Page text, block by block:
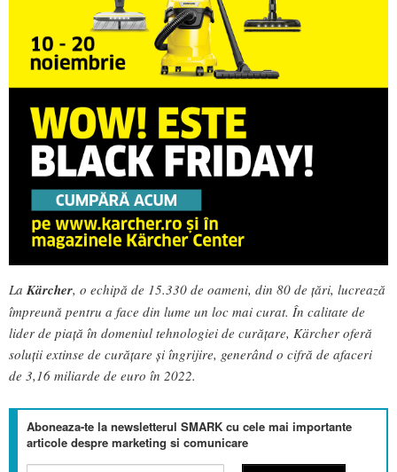
La Kärcher, o echipă de 15.330 de oameni, din 80 de țări, lucrează
împreună pentru a face din lume un loc mai curat. În calitate de
lider de piață în domeniul tehnologiei de curățare, Kärcher oferă
soluții extinse de curățare și îngrijire, generând o cifră de afaceri
de 3,16 miliarde de euro în 2022.
Aboneaza-te la newsletterul SMARK cu cele mai importante
articole despre marketing si comunicare